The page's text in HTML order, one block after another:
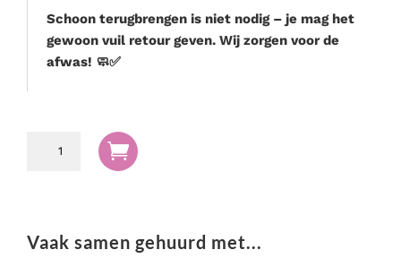
Schoon terugbrengen is niet nodig – je mag het
gewoon vuil retour geven. Wij zorgen voor de
afwas! 🧼✅

Vaak samen gehuurd met...